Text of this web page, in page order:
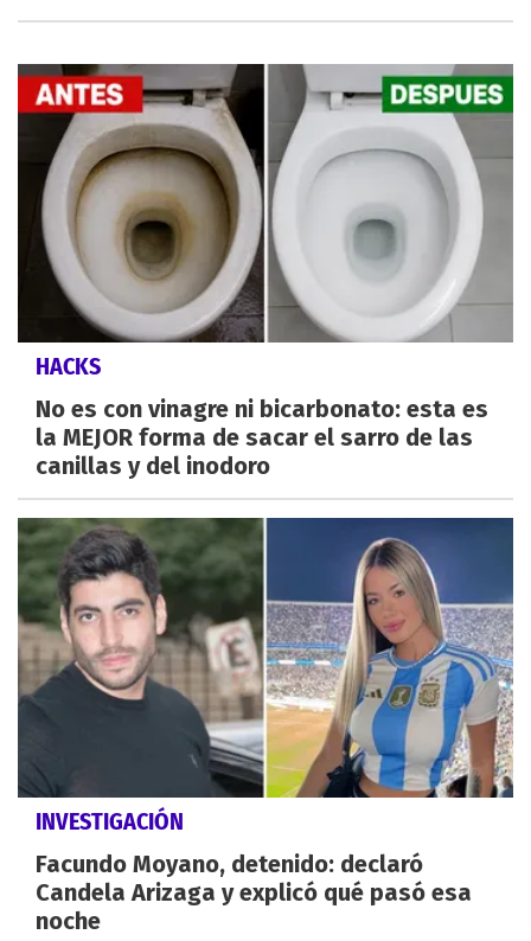
HACKS
No es con vinagre ni bicarbonato: esta es
la MEJOR forma de sacar el sarro de las
canillas y del inodoro
INVESTIGACIÓN
Facundo Moyano, detenido: declaró
Candela Arizaga y explicó qué pasó esa
noche